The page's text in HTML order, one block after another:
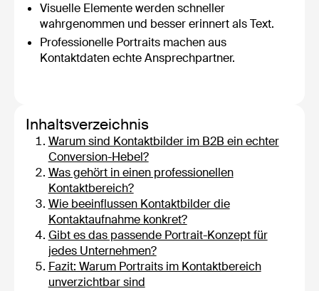
Visuelle Elemente werden schneller
wahrgenommen und besser erinnert als Text.
Professionelle Portraits machen aus
Kontaktdaten echte Ansprechpartner.
Inhaltsverzeichnis
Warum sind Kontaktbilder im B2B ein echter
Conversion-Hebel?
Was gehört in einen professionellen
Kontaktbereich?
Wie beeinflussen Kontaktbilder die
Kontaktaufnahme konkret?
Gibt es das passende Portrait-Konzept für
jedes Unternehmen?
Fazit: Warum Portraits im Kontaktbereich
unverzichtbar sind